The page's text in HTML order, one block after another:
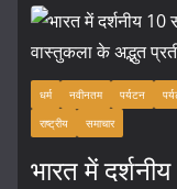
धर्म नवीनतम पर्यटन
राष्ट्रीय
समाचार
भारत में